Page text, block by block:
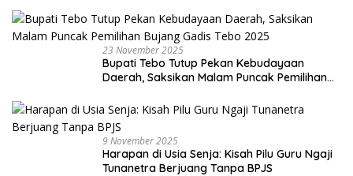
23 November 2025
Bupati Tebo Tutup Pekan Kebudayaan
Daerah, Saksikan Malam Puncak Pemilihan
9 November 2025
Harapan di Usia Senja: Kisah Pilu Guru Ngaji
Tunanetra Berjuang Tanpa BPJS